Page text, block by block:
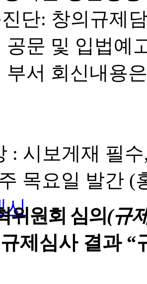
단: 창의규제
공문 및 입법예
부서 회신내용
: 시보게재 필
목요일 발간 (
시
위원회 심의(규
제심사 결과 “